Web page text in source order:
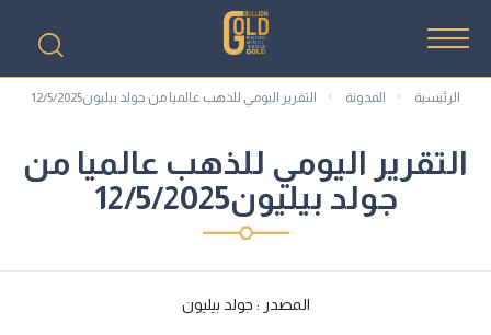
الرئيسية المدونة التقرير اليومي للذهب عالميا من جولد بيليون12/5/2025
التقرير اليومي للذهب عالميا من
جولد بيليون12/5/2025
المصدر : جولد بيليون